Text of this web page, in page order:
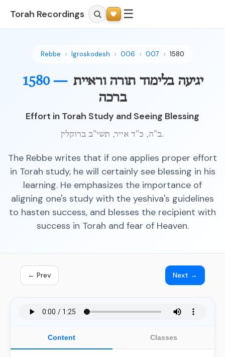
Torah Recordings ☰
Rebbe Igroskodesh 006 007 1580
1580 — יגיעה בלימוד תורה וראיית
ברכה
Effort in Torah Study and Seeing Blessing
ב"ה, כ"ד אייר, תשי"ב ברוקלין.
The Rebbe writes that if one applies proper effort
in Torah study, he will certainly see blessing in his
learning. He emphasizes the importance of
aligning one's study with the yeshiva's guidelines
to hasten success, and blesses the recipient with
success in Torah and fear of Heaven.
← Prev Next →
Content Classes